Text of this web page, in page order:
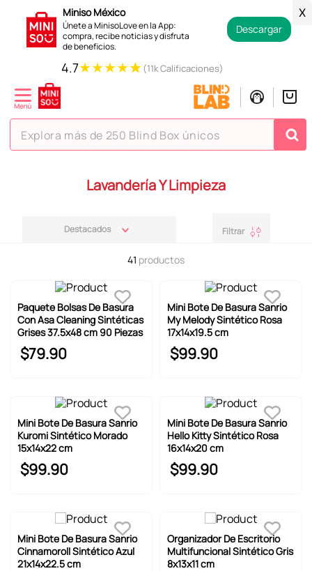
Miniso México
Únete a MinisoLove en la App:
compra, recibe noticias y disfruta
de beneficios.
Descargar
X
4.7★★★★★ (11k Calificaciones)
Explora más de 250 Blind Box únicos
Lavandería Y Limpieza
Destacados Filtrar
41 productos
Paquete Bolsas De Basura
Con Asa Cleaning Sintéticas
Grises 37.5x48 cm 90 Piezas
$79.90
Mini Bote De Basura Sanrio
My Melody Sintético Rosa
17x14x19.5 cm
$99.90
Mini Bote De Basura Sanrio
Kuromi Sintético Morado
15x14x22 cm
$99.90
Mini Bote De Basura Sanrio
Hello Kitty Sintético Rosa
16x14x20 cm
$99.90
Mini Bote De Basura Sanrio
Cinnamoroll Sintético Azul
21x14x22.5 cm
Organizador De Escritorio
Multifuncional Sintético Gris
8x13x11 cm
blind box
6.
llaveros
7.
pokemon
.